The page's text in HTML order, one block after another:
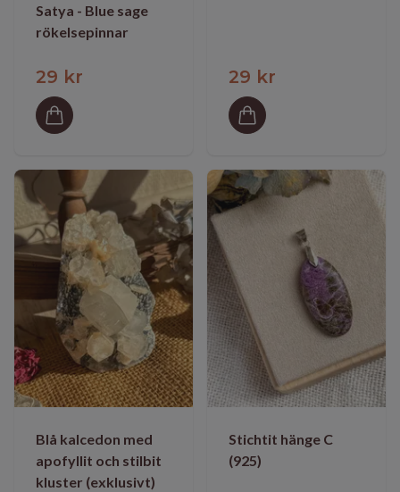
Satya - Blue sage
rökelsepinnar
29 kr 29 kr
Blå kalcedon med
apofyllit och stilbit
kluster (exklusivt)
Stichtit hänge C
(925)